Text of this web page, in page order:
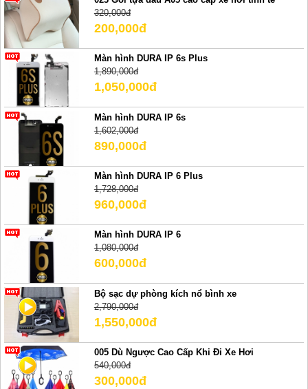
320,000đ
200,000đ
Màn hình DURA IP 6s Plus
1,890,000đ
1,050,000đ
Màn hình DURA IP 6s
1,602,000đ
890,000đ
Màn hình DURA IP 6 Plus
1,728,000đ
960,000đ
Màn hình DURA IP 6
1,080,000đ
600,000đ
Bộ sạc dự phòng kích nổ bình xe
2,790,000đ
1,550,000đ
005 Dù Ngược Cao Cấp Khi Đi Xe Hơi
540,000đ
300,000đ